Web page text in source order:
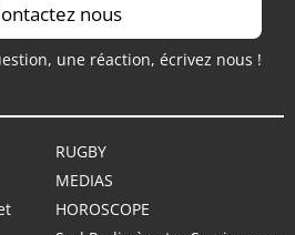
nous
une réaction, écrivez nous !
RUGBY
MEDIAS
HOROSCOPE